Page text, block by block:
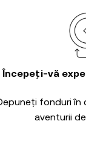
Începeți-vă
fonduri în
aventurii